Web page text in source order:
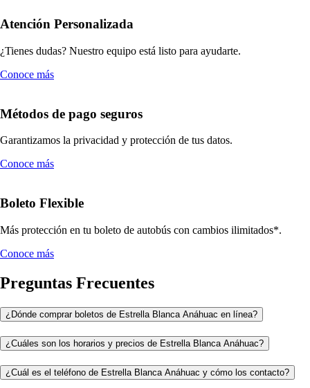
Atención Personalizada
¿Tienes dudas? Nuestro equipo está listo para ayudarte.
Conoce más
Métodos de pago seguros
Garantizamos la privacidad y protección de tus datos.
Conoce más
Boleto Flexible
Más protección en tu boleto de autobús con cambios ilimitados*.
Conoce más
Preguntas Frecuentes
¿Dónde comprar boletos de Estrella Blanca Anáhuac en línea?
¿Cuáles son los horarios y precios de Estrella Blanca Anáhuac?
¿Cuál es el teléfono de Estrella Blanca Anáhuac y cómo los contacto?